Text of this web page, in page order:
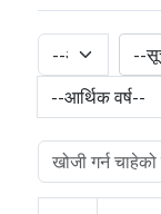
--